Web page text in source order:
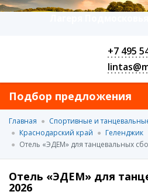
+7 495
Подбор предложения
Главная
Спортивные и
Краснодарский край
Геленджик
Отель «ЭДЕМ» для танцевальных
Отель «ЭДЕМ» для
2026